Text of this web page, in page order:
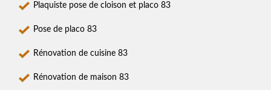
Plaquiste pose de cloison et placo 83
Pose de placo 83
Rénovation de cuisine 83
Rénovation de maison 83